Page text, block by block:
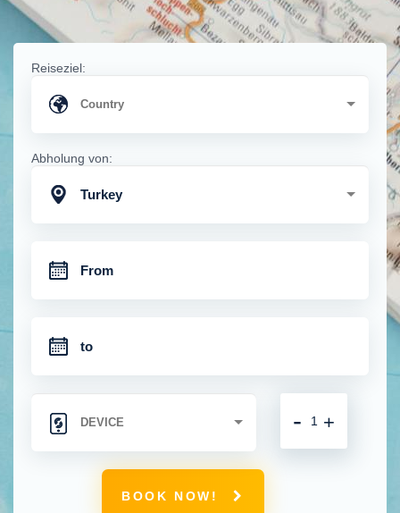
Reiseziel:
Abholung von:
Turkey
+
-
BOOK NOW!